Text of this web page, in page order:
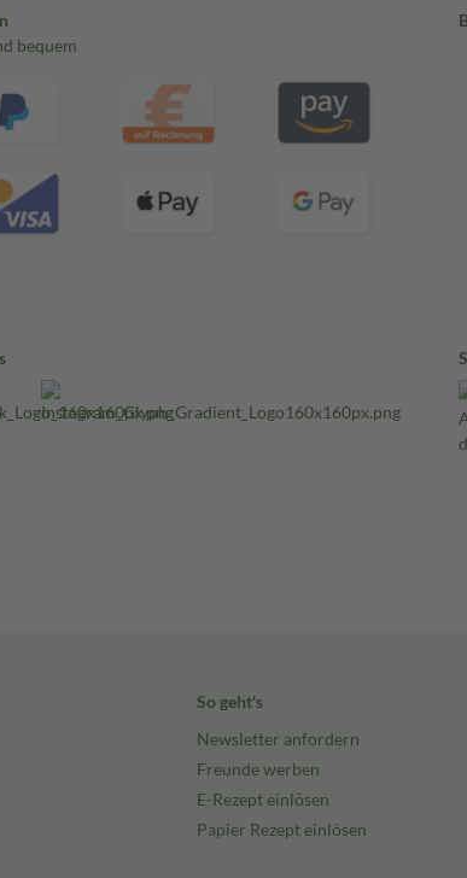
bequem
So geht's
Newsletter anfordern
Freunde werben
E-Rezept einlösen
Papier Rezept einlösen